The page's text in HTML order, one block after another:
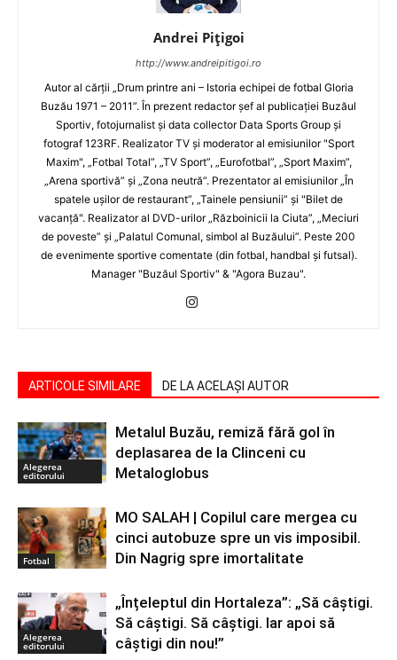
Andrei Pițigoi
http://www.andreipitigoi.ro
Autor al cărţii „Drum printre ani – Istoria echipei de fotbal Gloria
Buzău 1971 – 2011”. În prezent redactor şef al publicaţiei Buzăul
Sportiv, fotojurnalist şi data collector Data Sports Group şi
fotograf 123RF. Realizator TV şi moderator al emisiunilor "Sport
Maxim", „Fotbal Total”, „TV Sport”, „Eurofotbal”, „Sport Maxim”,
„Arena sportivă” şi „Zona neutră”. Prezentator al emisiunilor „În
spatele uşilor de restaurant”, „Tainele pensiunii” şi "Bilet de
vacanţă". Realizator al DVD-urilor „Războinicii la Ciuta”, „Meciuri
de poveste” şi „Palatul Comunal, simbol al Buzăului”. Peste 200
de evenimente sportive comentate (din fotbal, handbal şi futsal).
Manager "Buzăul Sportiv" & "Agora Buzau".
ARTICOLE SIMILARE DE LA ACELAȘI AUTOR
Alegerea
editorului
Metalul Buzău, remiză fără gol în
deplasarea de la Clinceni cu
Metaloglobus
Fotbal
MO SALAH | Copilul care mergea cu
cinci autobuze spre un vis imposibil.
Din Nagrig spre imortalitate
Alegerea
editorului
„Înțeleptul din Hortaleza”: „Să câștigi.
Să câștigi. Să câștigi. Iar apoi să
câștigi din nou!”